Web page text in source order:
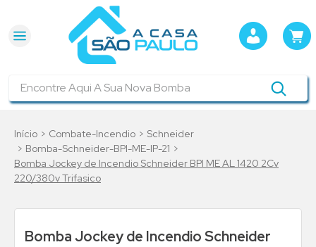
Combate-Incendio
Schneider
Bomba-Schneider-BPI-ME-IP-21
Bomba Jockey de Incendio Schneider BPI ME AL 1420 2Cv
220/380v Trifasico
Bomba Jockey de Incendio Schneider